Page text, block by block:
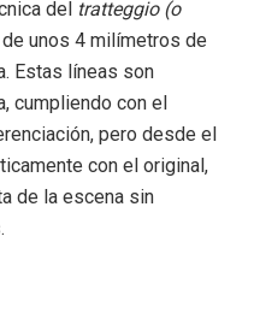
del tratteggio (o
unos 4 milímetros de
Estas líneas son
cumpliendo con el
pero desde el
con el original,
de la escena sin